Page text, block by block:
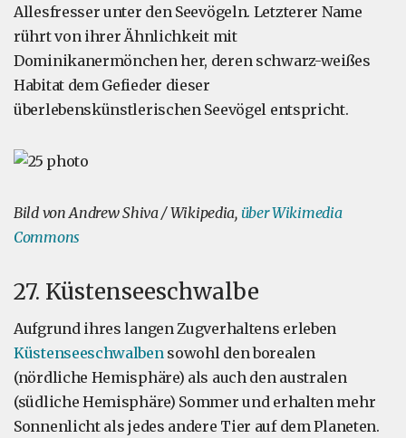
Allesfresser unter den Seevögeln. Letzterer Name
rührt von ihrer Ähnlichkeit mit
Dominikanermönchen her, deren schwarz-weißes
Habitat dem Gefieder dieser
überlebenskünstlerischen Seevögel entspricht.
Bild von Andrew Shiva / Wikipedia, über Wikimedia
Commons
27. Küstenseeschwalbe
Aufgrund ihres langen Zugverhaltens erleben
Küstenseeschwalbensowohl den borealen
(nördliche Hemisphäre) als auch den australen
(südliche Hemisphäre) Sommer und erhalten mehr
Sonnenlicht als jedes andere Tier auf dem Planeten.